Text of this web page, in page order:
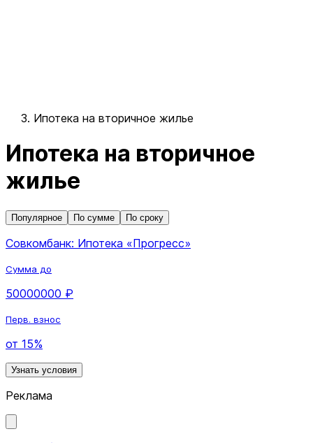
Ипотека на вторичное жилье
Ипотека на вторичное
жилье
Популярное По сумме По сроку
Совкомбанк: Ипотека «Прогресс»
Сумма до
50000000 ₽
Перв. взнос
от 15%
Узнать условия
Реклама